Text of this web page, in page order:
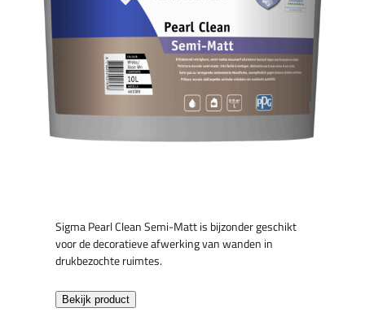
Sigma Pearl Clean Semi-Matt is bijzonder geschikt
voor de decoratieve afwerking van wanden in
drukbezochte ruimtes.
Bekijk product